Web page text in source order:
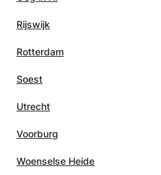
Rijswijk
Rotterdam
Soest
Utrecht
Voorburg
Woenselse Heide